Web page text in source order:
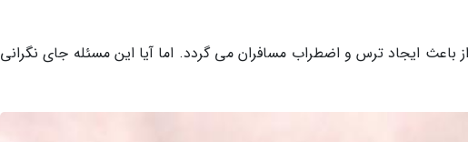
باعث ایجاد ترس و اضطراب مسافران می گردد. اما آیا این مسئله جای نگرانی